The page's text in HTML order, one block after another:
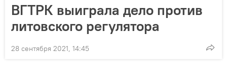
ВГТРК выиграла дело против
литовского регулятора
28 сентября 2021, 14:45